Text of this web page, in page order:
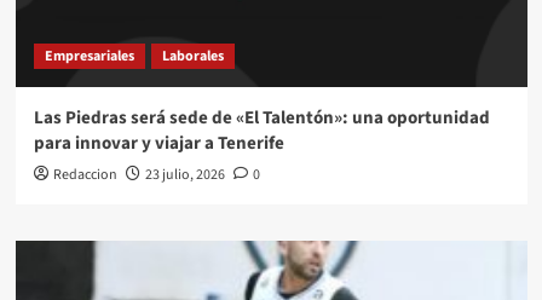
Empresariales Laborales
Las Piedras será sede de «El Talentón»: una oportunidad
para innovar y viajar a Tenerife
Redaccion 23 julio, 2026 0